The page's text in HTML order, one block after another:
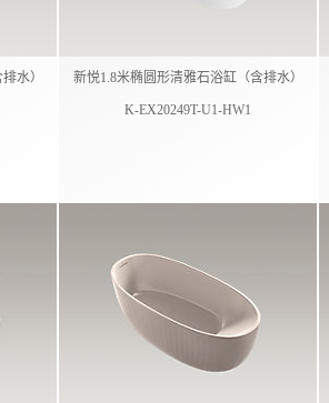
水）​ 新悦1.8米椭圆形清雅石浴缸（含排水）​
K-EX20249T-U1-HW1